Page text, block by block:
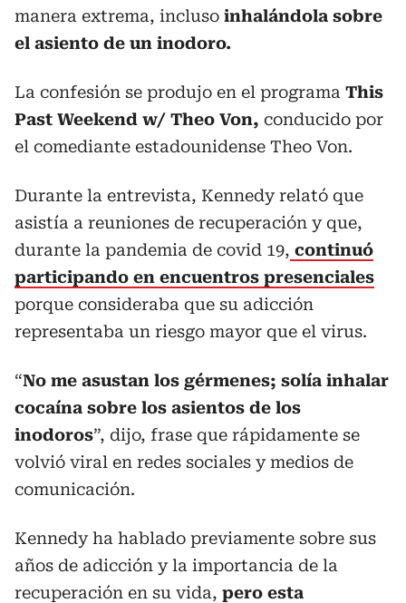
manera extrema, incluso inhalándola sobre
el asiento de un inodoro.
La confesión se produjo en el programa This
Past Weekend w/ Theo Von, conducido por
el comediante estadounidense Theo Von.
Durante la entrevista, Kennedy relató que
asistía a reuniones de recuperación y que,
durante la pandemia de covid 19, continuó
participando en encuentros presenciales
porque consideraba que su adicción
representaba un riesgo mayor que el virus.
“No me asustan los gérmenes; solía inhalar
cocaína sobre los asientos de los
inodoros”, dijo, frase que rápidamente se
volvió viral en redes sociales y medios de
comunicación.
Kennedy ha hablado previamente sobre sus
años de adicción y la importancia de la
recuperación en su vida, pero esta